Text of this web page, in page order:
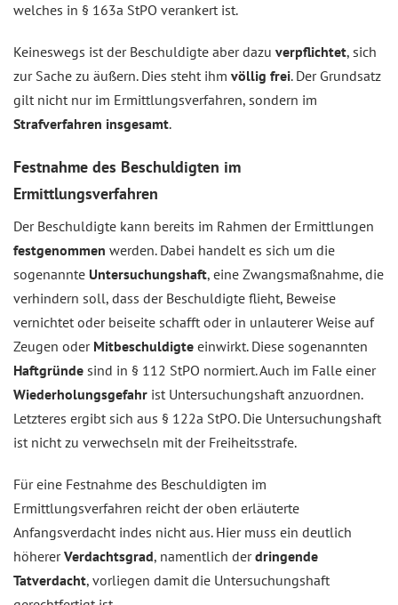
welches in § 163a StPO verankert ist.
Keineswegs ist der Beschuldigte aber dazu verpflichtet, sich
zur Sache zu äußern. Dies steht ihm völlig frei. Der Grundsatz
gilt nicht nur im Ermittlungsverfahren, sondern im
Strafverfahren insgesamt.
Festnahme des Beschuldigten im
Ermittlungsverfahren
Der Beschuldigte kann bereits im Rahmen der Ermittlungen
festgenommen werden. Dabei handelt es sich um die
sogenannte Untersuchungshaft, eine Zwangsmaßnahme, die
verhindern soll, dass der Beschuldigte flieht, Beweise
vernichtet oder beiseite schafft oder in unlauterer Weise auf
Zeugen oder Mitbeschuldigte einwirkt. Diese sogenannten
Haftgründe sind in § 112 StPO normiert. Auch im Falle einer
Wiederholungsgefahr ist Untersuchungshaft anzuordnen.
Letzteres ergibt sich aus § 122a StPO. Die Untersuchungshaft
ist nicht zu verwechseln mit der Freiheitsstrafe.
Für eine Festnahme des Beschuldigten im
Ermittlungsverfahren reicht der oben erläuterte
Anfangsverdacht indes nicht aus. Hier muss ein deutlich
höhererVerdachtsgrad, namentlich derdringende
Tatverdacht, vorliegen damit die Untersuchungshaft